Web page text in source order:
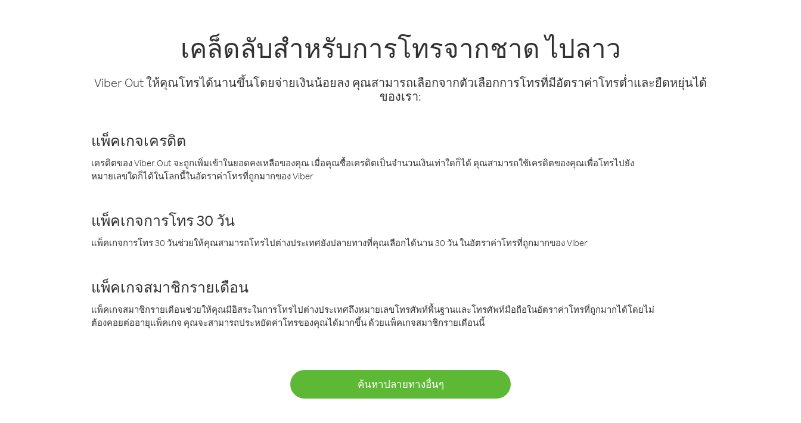
เคล็ดลับสำหรับการโทรจากชาด ไปลาว
Viber Out ให้คุณโทรได้นานขึ้นโดยจ่ายเงินน้อยลง คุณสามารถเลือกจากตัวเลือกการโทรที่มีอัตราค่าโทรต่ำและยืดหยุ่นได้
ของเรา:
แพ็คเกจเครดิต
เครดิตของ Viber Out จะถูกเพิ่มเข้าในยอดคงเหลือของคุณ เมื่อคุณซื้อเครดิตเป็นจำนวนเงินเท่าใดก็ได้ คุณสามารถใช้เครดิตของคุณเพื่อโทรไปยัง
หมายเลขใดก็ได้ในโลกนี้ในอัตราค่าโทรที่ถูกมากของ Viber
แพ็คเกจการโทร 30 วัน
แพ็คเกจการโทร 30 วันช่วยให้คุณสามารถโทรไปต่างประเทศยังปลายทางที่คุณเลือกได้นาน 30 วัน ในอัตราค่าโทรที่ถูกมากของ Viber
แพ็คเกจสมาชิกรายเดือน
แพ็คเกจสมาชิกรายเดือนช่วยให้คุณมีอิสระในการโทรไปต่างประเทศถึงหมายเลขโทรศัพท์พื้นฐานและโทรศัพท์มือถือในอัตราค่าโทรที่ถูกมากได้โดยไม่
ต้องคอยต่ออายุแพ็คเกจ คุณจะสามารถประหยัดค่าโทรของคุณได้มากขึ้น ด้วยแพ็คเกจสมาชิกรายเดือนนี้
ค้นหาปลายทางอื่นๆ